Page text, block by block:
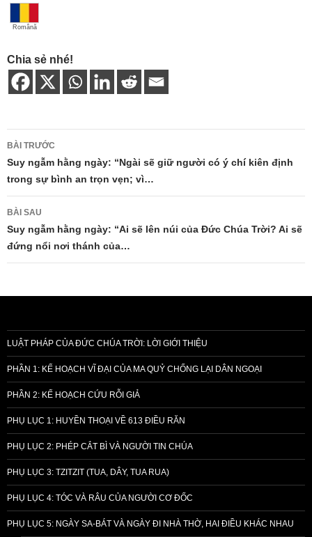
Română
Chia sẻ nhé!
Điều
hướng
bài
viết
BÀI TRƯỚC
Suy ngẫm hằng ngày: “Ngài sẽ giữ người có ý chí kiên định
trong sự bình an trọn vẹn; vì…
BÀI SAU
Suy ngẫm hằng ngày: “Ai sẽ lên núi của Đức Chúa Trời? Ai sẽ
đứng nổi nơi thánh của…
LUẬT PHÁP CỦA ĐỨC CHÚA TRỜI: LỜI GIỚI THIỆU
PHẦN 1: KẾ HOẠCH VĨ ĐẠI CỦA MA QUỶ CHỐNG LẠI DÂN NGOẠI
PHẦN 2: KẾ HOẠCH CỨU RỖI GIẢ
PHỤ LỤC 1: HUYỀN THOẠI VỀ 613 ĐIỀU RĂN
PHỤ LỤC 2: PHÉP CẮT BÌ VÀ NGƯỜI TIN CHÚA
PHỤ LỤC 3: TZITZIT (TUA, DÂY, TUA RUA)
PHỤ LỤC 4: TÓC VÀ RÂU CỦA NGƯỜI CƠ ĐỐC
PHỤ LỤC 5: NGÀY SA-BÁT VÀ NGÀY ĐI NHÀ THỜ, HAI ĐIỀU KHÁC NHAU